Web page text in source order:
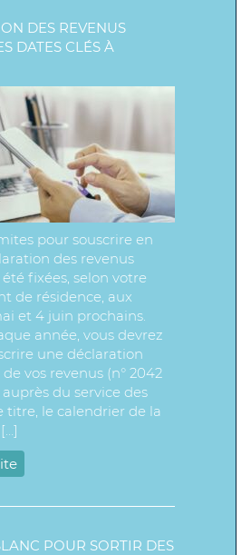
DES REVENUS
DATES CLÉS À
pour souscrire en
des revenus
fixées, selon votre
de résidence, aux
et 4 juin prochains.
année, vous devrez
une déclaration
vos revenus (n° 2042
du service des
titre, le calendrier de la
POUR SORTIR DES